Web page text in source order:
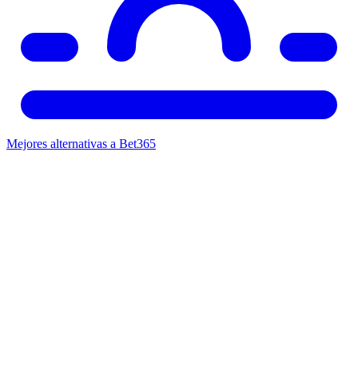
Mejores alternativas a Bet365